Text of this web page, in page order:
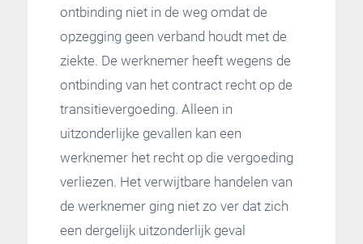
ontbinding niet in de weg omdat de
opzegging geen verband houdt met de
ziekte. De werknemer heeft wegens de
ontbinding van het contract recht op de
transitievergoeding. Alleen in
uitzonderlijke gevallen kan een
werknemer het recht op die vergoeding
verliezen. Het verwijtbare handelen van
de werknemer ging niet zo ver dat zich
een dergelijk uitzonderlijk geval